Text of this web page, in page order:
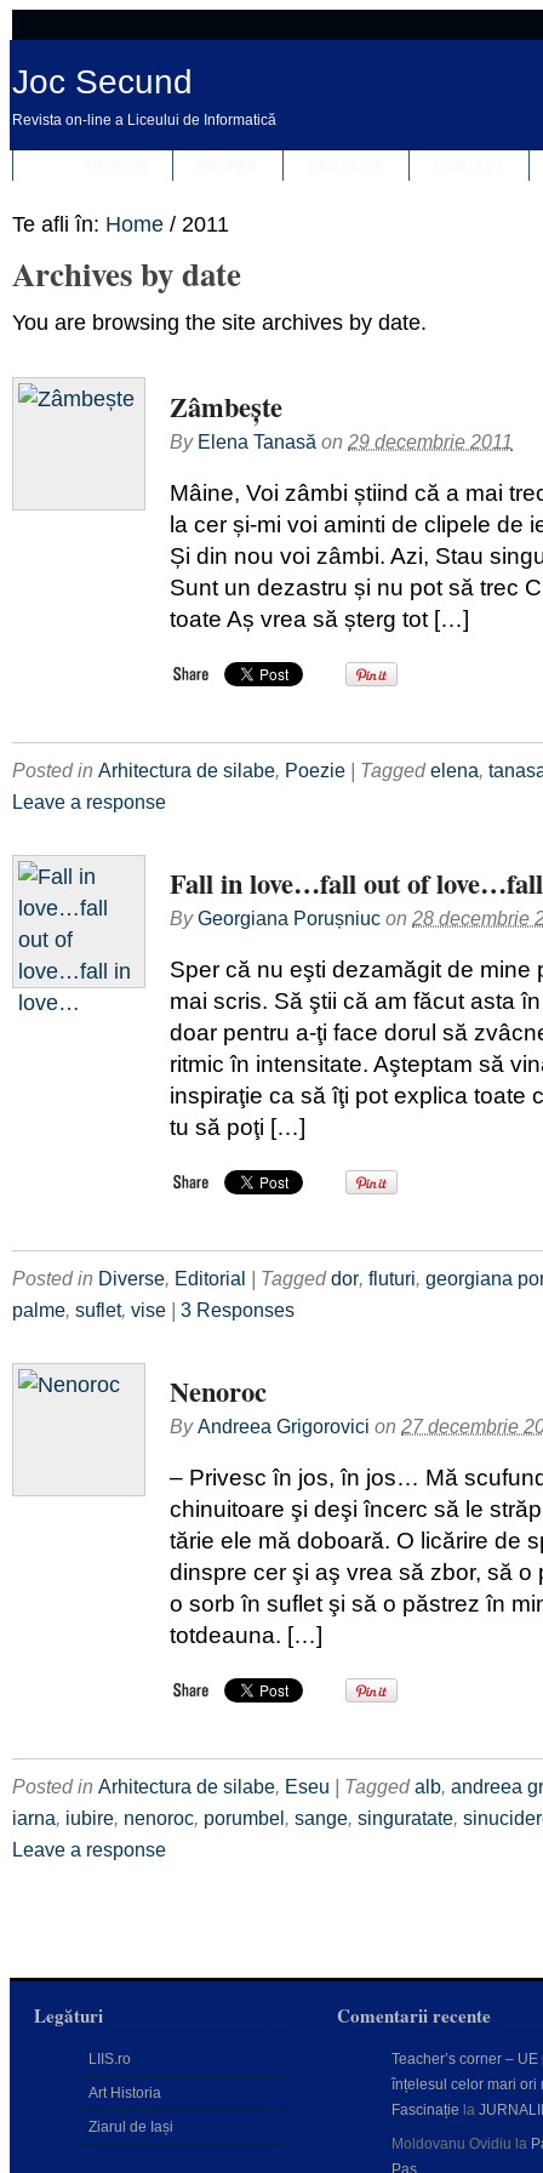
Joc Secund
Revista on-line a Liceului de Informatică
Te afli în: Home / 2011
Archives by date
You are browsing the site archives by date.
Zâmbește
By Elena Tanasă on 29 decembrie 2011
Mâine, Voi zâmbi știind că a mai
la cer și-mi voi aminti de clipele de
Și din nou voi zâmbi. Azi, Stau
Sunt un dezastru și nu pot să trec
toate Aș vrea să șterg tot […]
Posted in Arhitectura de silabe, Poezie | Taggedelena,
Leave a response
Fall in love…fall out of
ByGeorgiana Porușniuc on 28 decembrie
Sper că nu eşti dezamăgit de mine
mai scris. Să ştii că am făcut asta
doar pentru a-ţi face dorul să
ritmic în intensitate. Aşteptam să
inspiraţie ca să îţi pot explica toate
tu să poţi […]
Posted in Diverse, Editorial | Taggeddor, fluturi, georgiana
palme, suflet, vise | 3 Responses
Nenoroc
ByAndreea Grigorovici on 27 decembrie
– Privesc în jos, în jos… Mă
chinuitoare şi deşi încerc să le
tărie ele mă doboară. O licărire de
dinspre cer şi aş vrea să zbor, să o
o sorb în suflet şi să o păstrez în
totdeauna. […]
Posted in Arhitectura de silabe, Eseu | Taggedalb, andreea
iarna, iubire, nenoroc, porumbel, sange, singuratate,
Leave a response
Legături
LIIS.ro
Art Historia
Ziarul de Iași
Comentarii recente
Teacher’s corner – UE
înțelesul celor mari ori
Fascinație la
Moldovanu Ovidiu la
Pas